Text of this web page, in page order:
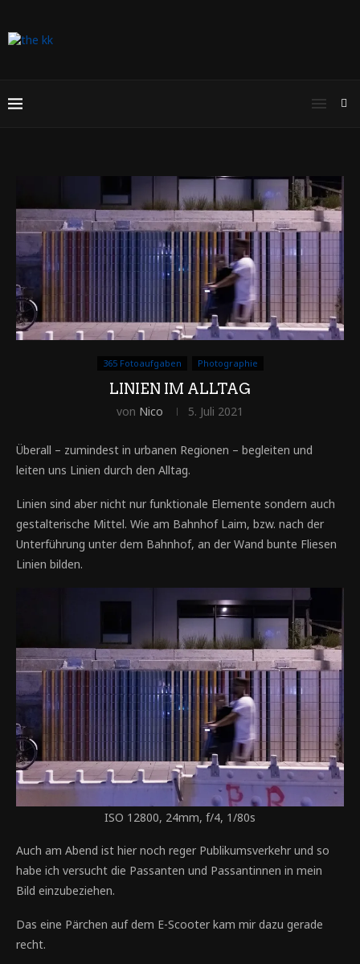
365 Fotoaufgaben Photographie
LINIEN IM ALLTAG
von Nico 5. Juli 2021
Überall – zumindest in urbanen Regionen – begleiten und
leiten uns Linien durch den Alltag.
Linien sind aber nicht nur funktionale Elemente sondern auch
gestalterische Mittel. Wie am Bahnhof Laim, bzw. nach der
Unterführung unter dem Bahnhof, an der Wand bunte Fliesen
Linien bilden.
ISO 12800, 24mm, f/4, 1/80s
Auch am Abend ist hier noch reger Publikumsverkehr und so
habe ich versucht die Passanten und Passantinnen in mein
Bild einzubeziehen.
Das eine Pärchen auf dem E-Scooter kam mir dazu gerade
recht.